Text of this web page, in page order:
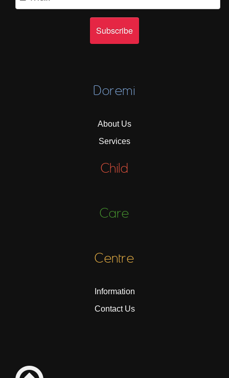
Doremi
About Us
Services
Child
Care
Centre
Information
Contact Us